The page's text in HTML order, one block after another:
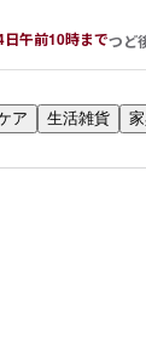
午前10時までつど
ア 生活雑貨